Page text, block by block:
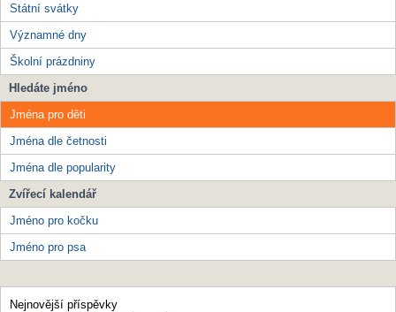
Státní svátky
Významné dny
Školní prázdniny
Hledáte jméno
Jména pro děti
Jména dle četnosti
Jména dle popularity
Zvířecí kalendář
Jméno pro kočku
Jméno pro psa
Nejnovější příspěvky